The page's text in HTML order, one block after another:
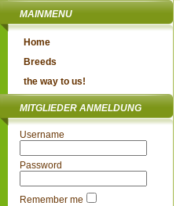
MAINMENU
Home
Breeds
the way to us!
MITGLIEDER ANMELDUNG
Username
Password
Remember me